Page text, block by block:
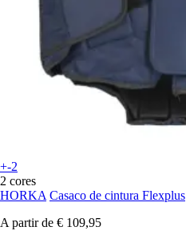
+-2
2 cores
HORKA Casaco de cintura Flexplus
A partir de € 109,95